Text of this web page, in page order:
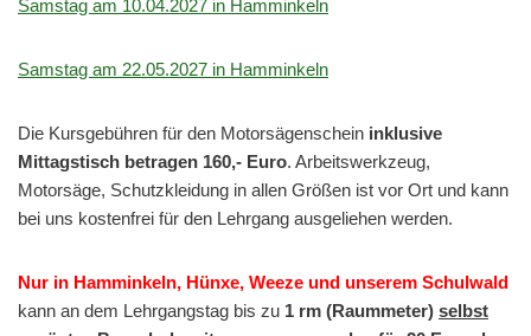
Samstag am 10.04.2027 in Hamminkeln
Samstag am 22.05.2027 in Hamminkeln
Die Kursgebühren für den Motorsägenschein inklusive
Mittagstisch betragen 160,- Euro. Arbeitswerkzeug,
Motorsäge, Schutzkleidung in allen Größen ist vor Ort und kann
bei uns kostenfrei für den Lehrgang ausgeliehen werden.
Nur in Hamminkeln, Hünxe, Weeze und unserem Schulwald
kann an dem Lehrgangstag bis zu 1 rm (Raummeter) selbst